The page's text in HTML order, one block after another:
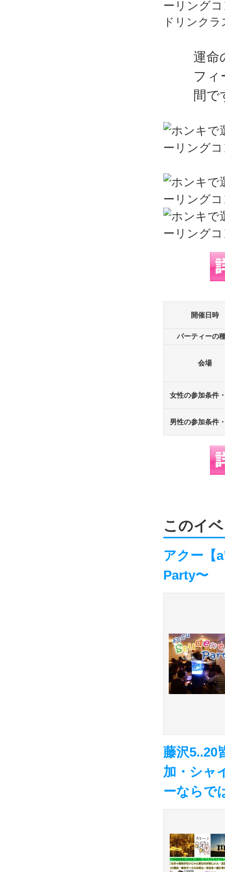
ドリンク
運
フィ
間
開催日時
パーティーの
会場
女性の参加条件
男性の参加条件
このイ
アクー【
Party〜
藤沢5..20
加・シャ
ーならで